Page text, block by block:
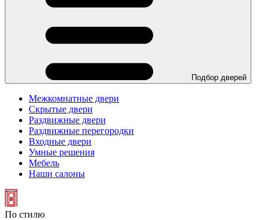
Подбор дверей
Межкомнатные двери
Скрытые двери
Раздвижные двери
Раздвижные перегородки
Входные двери
Умные решения
Мебель
Наши салоны
По стилю